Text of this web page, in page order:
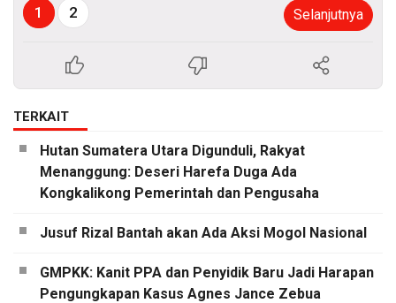
1 2 Selanjutnya
TERKAIT
Hutan Sumatera Utara Digunduli, Rakyat
Menanggung: Deseri Harefa Duga Ada
Kongkalikong Pemerintah dan Pengusaha
Jusuf Rizal Bantah akan Ada Aksi Mogol Nasional
GMPKK: Kanit PPA dan Penyidik Baru Jadi Harapan
Pengungkapan Kasus Agnes Jance Zebua